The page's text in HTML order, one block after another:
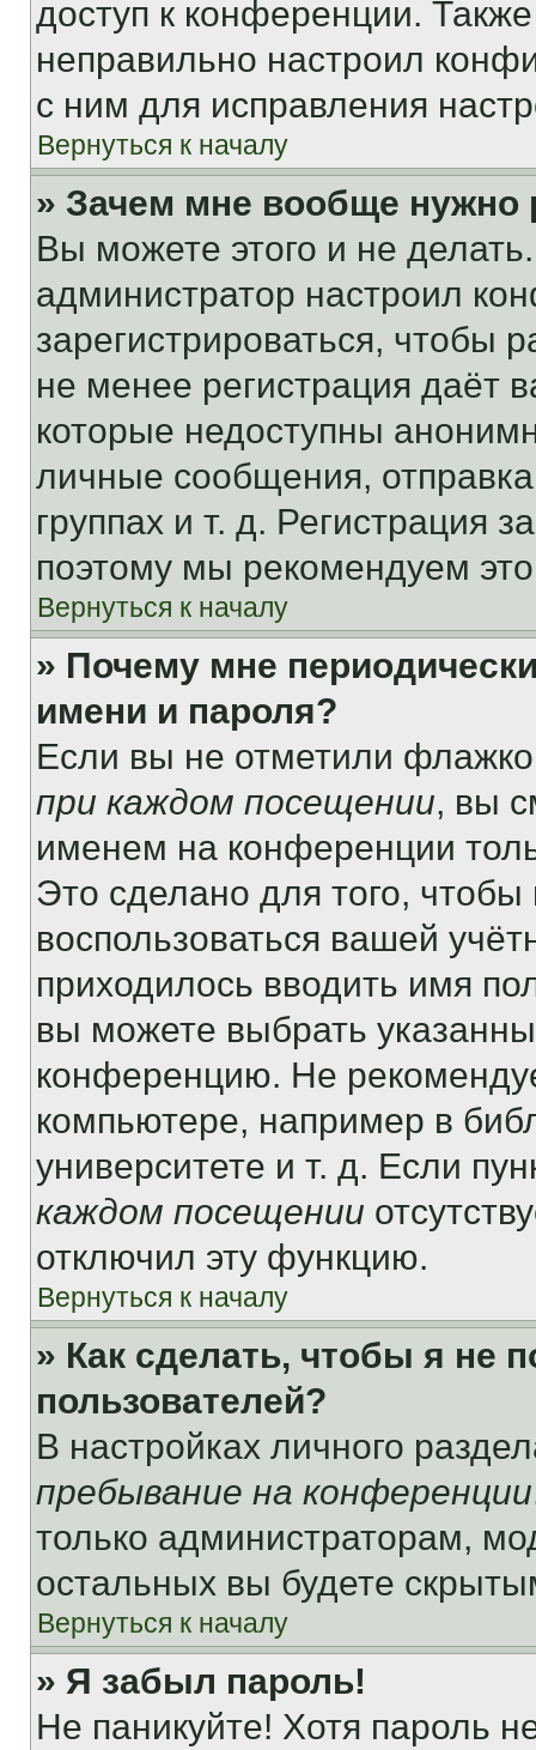
доступ к конференции.
неправильно настроил
с ним для исправления
Вернуться к началу
» Зачем мне вообще нужно
Вы можете этого и не
администратор настроил
зарегистрироваться, чтобы
не менее регистрация даёт
которые недоступны
личные сообщения,
группах и т. д. Регистрация
поэтому мы рекомендуем
Вернуться к началу
» Почему мне
имени и пароля?
Если вы не отметили
при каждом посещении, вы
именем на конференции
Это сделано для того, чтобы
воспользоваться вашей
приходилось вводить имя
вы можете выбрать
конференцию. Не
компьютере, например в
университете и т. д. Если
каждом посещении
отключил эту функцию.
Вернуться к началу
» Как сделать, чтобы я не
пользователей?
В настройках личного
пребывание на конференции
только администраторам,
остальных вы будете
Вернуться к началу
» Я забыл пароль!
Не паникуйте! Хотя пароль